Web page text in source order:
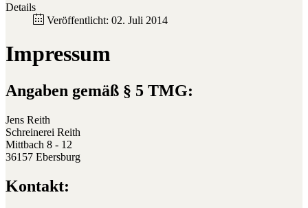
Details
Veröffentlicht: 02. Juli 2014
Impressum
Angaben gemäß § 5 TMG:
Jens Reith
Schreinerei Reith
Mittbach 8 - 12
36157 Ebersburg
Kontakt: